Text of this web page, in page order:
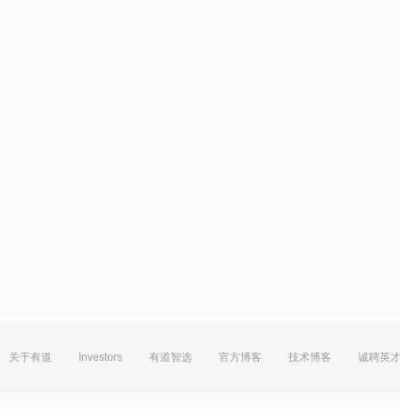
关于有道 Investors 有道智选 官方博客 技术博客 诚聘英才